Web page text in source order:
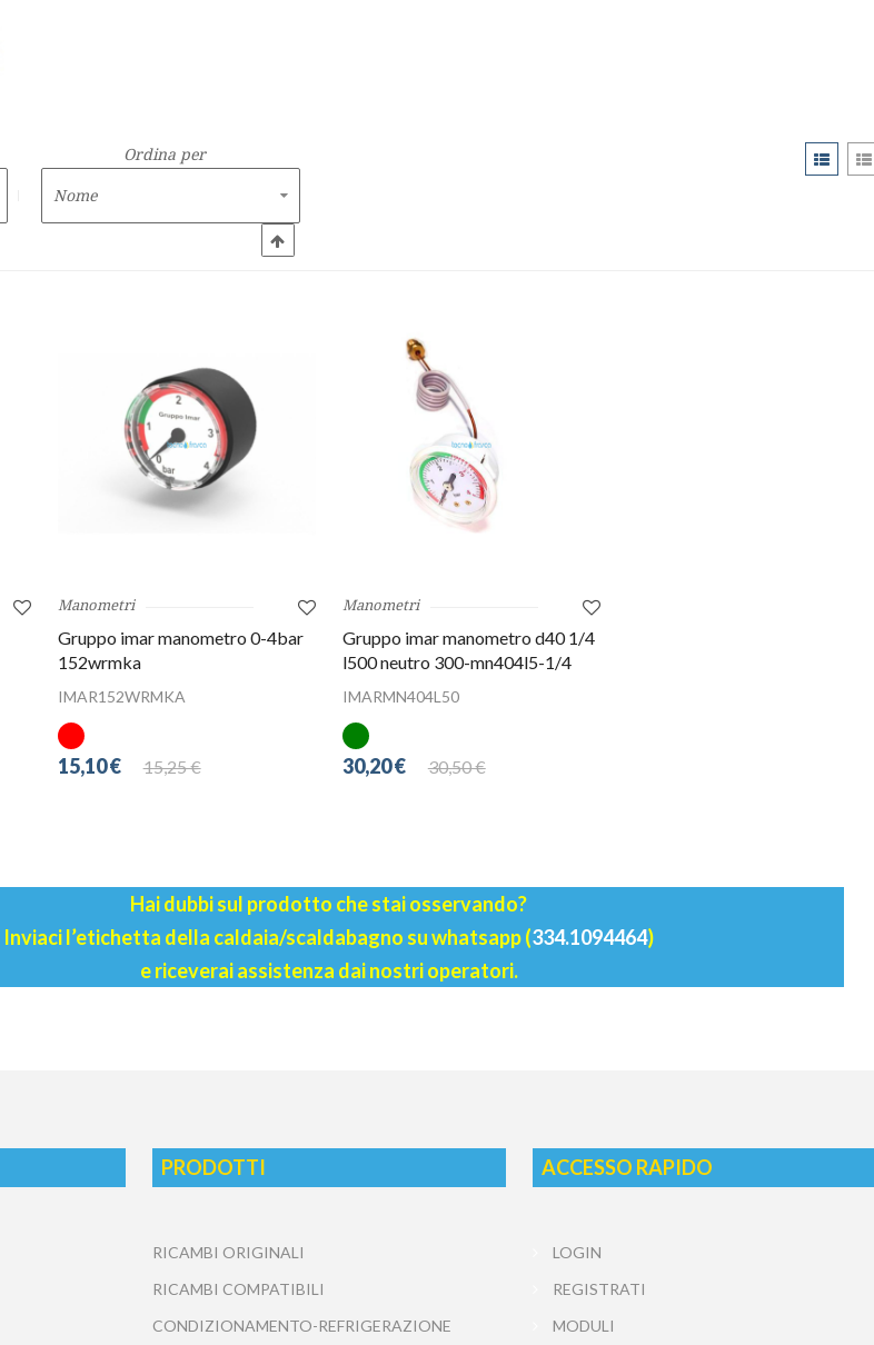
Ordina per
Manometri
Gruppo imar manometro 0-4bar
152wrmka
IMAR152WRMKA
15,25 €
15,10 €
Manometri
Gruppo imar manometro d40 1/4
l500 neutro 300-mn404l5-1/4
IMARMN404L50
30,50 €
30,20 €
Hai dubbi sul prodotto che stai osservando?
Inviaci l’etichetta della caldaia/scaldabagno su whatsapp (334.1094464)
e riceverai assistenza dai nostri operatori.
PRODOTTI
RICAMBI ORIGINALI
RICAMBI COMPATIBILI
CONDIZIONAMENTO-REFRIGERAZIONE
ACCESSO RAPIDO
LOGIN
REGISTRATI
MODULI